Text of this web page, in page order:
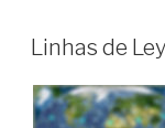
Linhas de